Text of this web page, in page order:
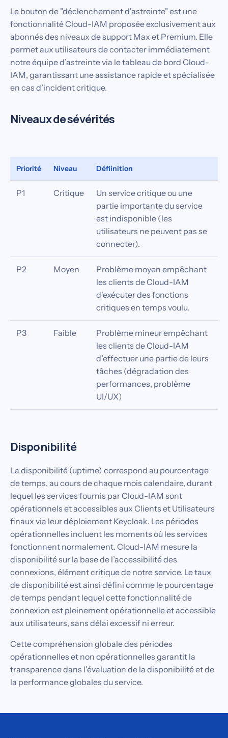
Le bouton de "déclenchement d'astreinte" est une
fonctionnalité Cloud-IAM proposée exclusivement aux
abonnés des niveaux de support Max et Premium. Elle
permet aux utilisateurs de contacter immédiatement
notre équipe d’astreinte via le tableau de bord Cloud-
IAM, garantissant une assistance rapide et spécialisée
en cas d’incident critique.
Niveaux de sévérités
Priorité Niveau Défiinition
P1 Critique
Un service critique ou une
partie importante du service
est indisponible (les
utilisateurs ne peuvent pas se
connecter).
P2 Moyen
Problème moyen empêchant
les clients de Cloud-IAM
d'exécuter des fonctions
critiques en temps voulu.
P3 Faible
Problème mineur empêchant
les clients de Cloud-IAM
d’effectuer une partie de leurs
tâches (dégradation des
performances, problème
UI/UX)
Disponibilité
La disponibilité (uptime) correspond au pourcentage
de temps, au cours de chaque mois calendaire, durant
lequel les services fournis par Cloud-IAM sont
opérationnels et accessibles aux Clients et Utilisateurs
finaux via leur déploiement Keycloak. Les périodes
opérationnelles incluent les moments où les services
fonctionnent normalement. Cloud-IAM mesure la
disponibilité sur la base de l’accessibilité des
connexions, élément critique de notre service. Le taux
de disponibilité est ainsi défini comme le pourcentage
de temps pendant lequel cette fonctionnalité de
connexion est pleinement opérationnelle et accessible
aux utilisateurs, sans délai excessif ni erreur.
Cette compréhension globale des périodes
opérationnelles et non opérationnelles garantit la
transparence dans l'évaluation de la disponibilité et de
la performance globales du service.